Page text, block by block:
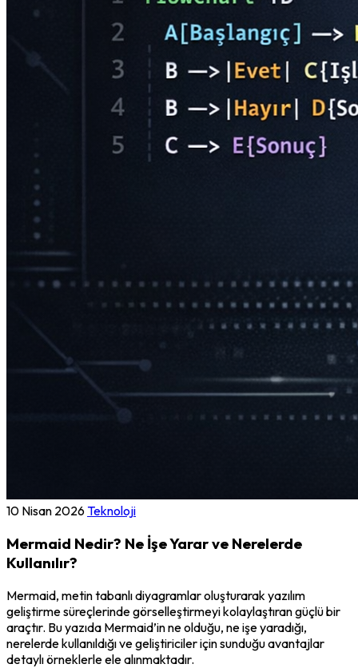
10 Nisan 2026Teknoloji
Mermaid Nedir? Ne İşe Yarar ve Nerelerde
Kullanılır?
Mermaid, metin tabanlı diyagramlar oluşturarak yazılım
geliştirme süreçlerinde görselleştirmeyi kolaylaştıran güçlü bir
araçtır. Bu yazıda Mermaid’in ne olduğu, ne işe yaradığı,
nerelerde kullanıldığı ve geliştiriciler için sunduğu avantajlar
detaylı örneklerle ele alınmaktadır.